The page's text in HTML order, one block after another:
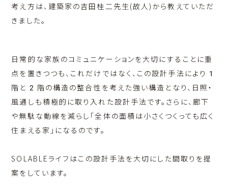
考え方は、建築家の吉田桂二先生(故人)から教えていただ
きました。
日常的な家族のコミュニケーションを大切にすることに重
点を置きつつも、これだけではなく、この設計手法により 1
階と 2 階の構造の整合性を考えた強い構造となり、日照・
風通しも積極的に取り入れた設計手法です。さらに、廊下
や無駄な動線を減らし「全体の面積は小さくつくっても広く
住まえる家」になるのです。
SOLABLEライフはこの設計手法を大切にした間取りを提
案をしています。